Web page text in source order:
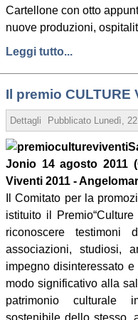
Cartellone con otto
nuove produzioni,
Leggi tutto...
Il premio CULTURE
Dettagli Pubblicato Lunedì,
Jonio 14 agosto
Viventi 2011 -
Il Comitato per la
istituito il
riconoscere testimoni
associazioni, studiosi,
impegno disinteressato
modo significativo alla
patrimonio culturale
sostenibile dello stesso,